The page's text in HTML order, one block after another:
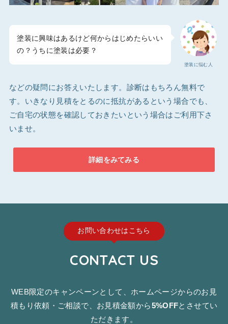
塗装に悩む人
塗装に興味はあるけど何からはじめたらいい
の？うちに塗装は必要？
などの疑問にお答えいたします。診断はもちろん無料で
す。いきなり見積をとるのに抵抗があるという場合でも、
ご自宅の状態を確認しておきたいという場合はご利用下さ
いませ。
詳細をみてみる
お問い合わせはこちら
CONTACT US
WEB限定のキャンペーンとして、ホームページからのお見
積もり依頼・ご相談で、お見積金額から5%OFFとさせてい
ただきます。